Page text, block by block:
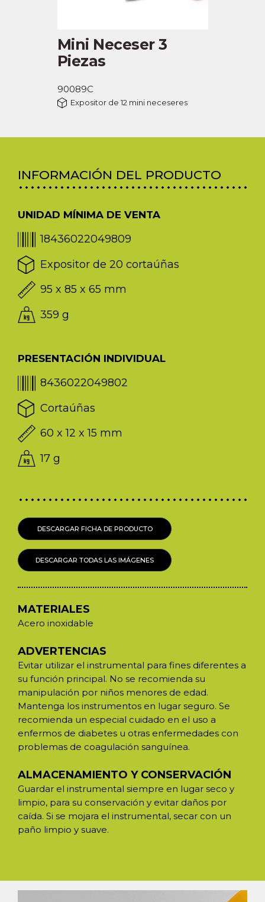
Mini Neceser 3
Piezas
90089C
Expositor de 12 mini neceseres
INFORMACIÓN DEL PRODUCTO
UNIDAD MÍNIMA DE VENTA
18436022049809
Expositor de 20 cortaúñas
95 x 85 x 65 mm
359 g
PRESENTACIÓN INDIVIDUAL
8436022049802
Cortaúñas
60 x 12 x 15 mm
17 g
DESCARGAR FICHA DE PRODUCTO
DESCARGAR TODAS LAS IMÁGENES
MATERIALES
Acero inoxidable
ADVERTENCIAS
Evitar utilizar el instrumental para fines diferentes a
su función principal. No se recomienda su
manipulación por niños menores de edad.
Mantenga los instrumentos en lugar seguro. Se
recomienda un especial cuidado en el uso a
enfermos de diabetes u otras enfermedades con
problemas de coagulación sanguínea.
ALMACENAMIENTO Y CONSERVACIÓN
Guardar el instrumental siempre en lugar seco y
limpio, para su conservación y evitar daños por
caída. Si se mojara el instrumental, secar con un
paño limpio y suave.